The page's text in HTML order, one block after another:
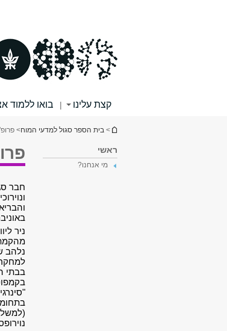
קצת עלינו | בואו ללמוד
הינך נמצא כאן
> בית הספר סגול למדעי המוח>
ראשי
מי אנחנו?
חבר
ניר
נלהב
למחקר
בבתי
(למשל